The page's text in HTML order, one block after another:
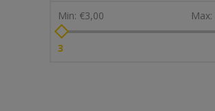
Min: €3,00 Max:
3